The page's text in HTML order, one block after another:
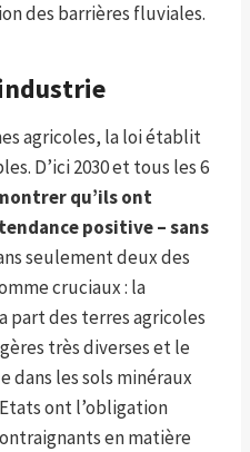
des barrières fluviales.
agricoles, la loi établit
D’ici 2030 et tous les 6
qu’ils ont
positive – sans
seulement deux des
cruciaux : la
part des terres agricoles
très diverses et le
dans les sols minéraux
ont l’obligation
en matière